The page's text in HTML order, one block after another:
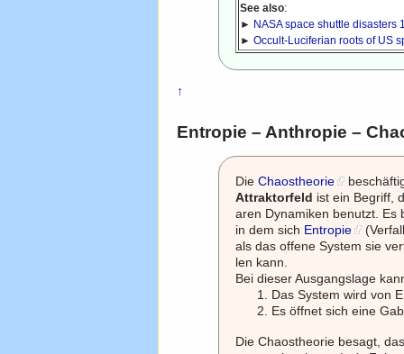
See also:
► NASA space shuttle disasters
►Occult-Luciferian roots of US
↑
Entropie – Anthropie –
DieChaostheorie
Attraktorfeld ist ein Begriff,
aren Dynamiken benutzt. Es
in dem sich Entropie
als das offene System sie
len kann.
Bei dieser Ausgangslage
Das System wird von
Es öffnet sich eine
Die Chaostheorie besagt,